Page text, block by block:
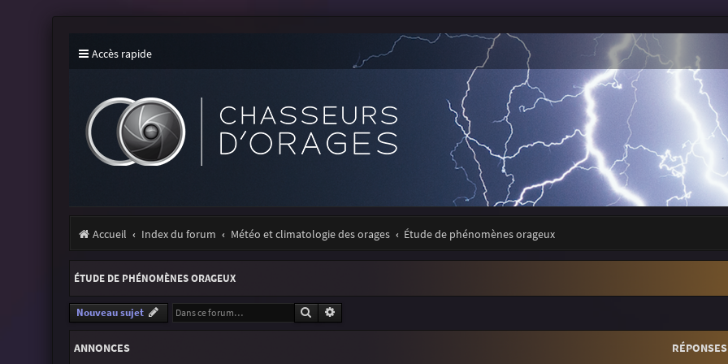
Accès rapide
Accueil Index du forum Météo et climatologie des orages Étude de phénomènes orageux
ÉTUDE DE PHÉNOMÈNES ORAGEUX
Nouveau sujet Rechercher
ANNONCES RÉPONSES